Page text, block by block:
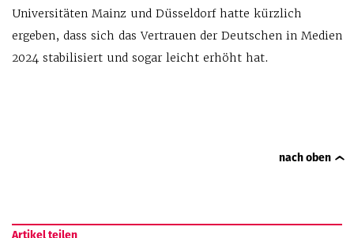
Universitäten Mainz und Düsseldorf hatte kürzlich
ergeben, dass sich das Vertrauen der Deutschen in Medien
2024 stabilisiert und sogar leicht erhöht hat.
nach oben